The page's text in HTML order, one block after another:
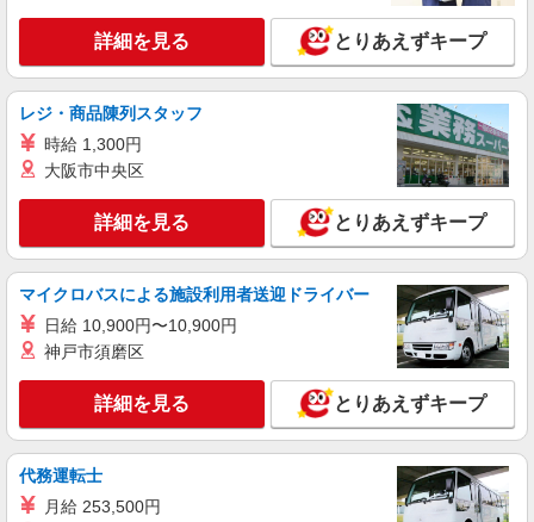
時給1,500円以上 試用期間中 時給1,500円以上
(試用期間2ヶ月) 残業が発生した場合、残業代を1
分単位で別途支給します。
羽田イルリストランテトーキョー （東京都大
田区羽田空港2丁目7番1号）
キープ 詳細を見る
パート
コンパスグループ・ジャパン株式会社 21258_p
調理補助【アルバイト・パート】
時給1,300円以上 試用期間中 時給1,300円以上
(試用期間2ヶ月) 残業が発生した場合、残業代を1
キヤノン本社Ｈ棟店 （東京都大田区下丸子3-
30-2 キヤノン株式会社本社H棟）
キープ 詳細を見る
アルバイト パート
コンパスグループ・ジャパン株式会社 39408_p
詳細を見る とりあえずキープ
レジ・商品陳列スタッフ
時給 1,300円
大阪市中央区
詳細を見る とりあえずキープ
マイクロバスによる施設利用者送迎ドライバー
日給 10,900円〜10,900円
神戸市須磨区
詳細を見る とりあえずキープ
代務運転士
月給 253,500円